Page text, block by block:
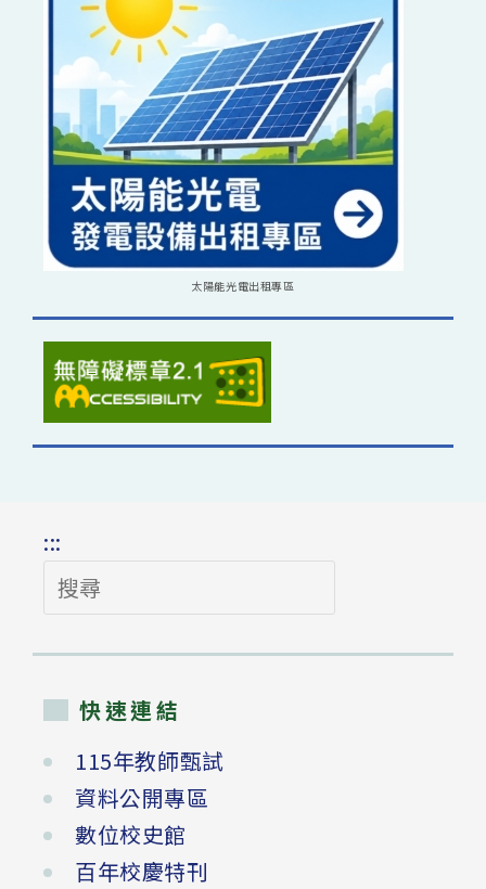
太陽能光電出租專區
:::
搜
尋
快速連結
115年教師甄試
資料公開專區
數位校史館
百年校慶特刊